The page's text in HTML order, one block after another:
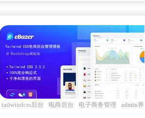
tailwindcss后台 电商后台 电子商务管理
admin界